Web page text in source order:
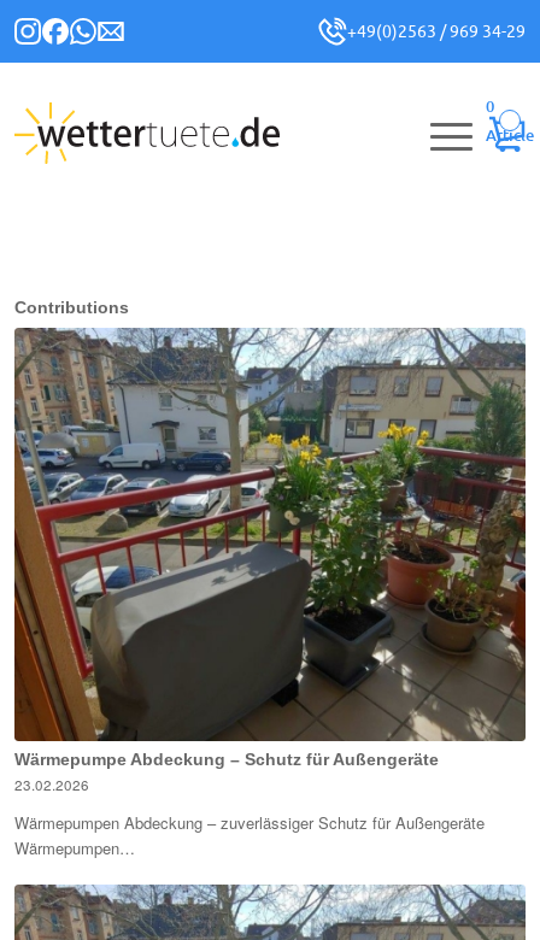
+49(0)2563 / 969 34-29
0
Article
Contributions
Wärmepumpe Abdeckung – Schutz für Außengeräte
23.02.2026
Wärmepumpen Abdeckung – zuverlässiger Schutz für Außengeräte
Wärmepumpen…